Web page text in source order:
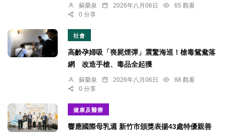
蘇榮泉 2026年八月06日
65 觀看
0 分享
社會
高齡孕婦吸「喪屍煙彈」震驚海巡！槍毒鴛鴦落
網 改造手槍、毒品全起獲
蘇榮泉 2026年八月06日
88 觀看
0 分享
健康及醫療
響應國際母乳週 新竹市頒獎表揚43處特優親善